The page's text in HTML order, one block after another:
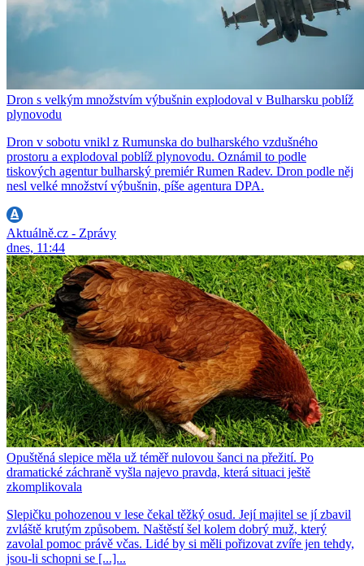
Dron s velkým množstvím výbušnin explodoval v Bulharsku poblíž
plynovodu
Dron v sobotu vnikl z Rumunska do bulharského vzdušného
prostoru a explodoval poblíž plynovodu. Oznámil to podle
tiskových agentur bulharský premiér Rumen Radev. Dron podle něj
nesl velké množství výbušnin, píše agentura DPA.
Aktuálně.cz - Zprávy
dnes, 11:44
Opuštěná slepice měla už téměř nulovou šanci na přežití. Po
dramatické záchraně vyšla najevo pravda, která situaci ještě
zkomplikovala
Slepičku pohozenou v lese čekal těžký osud. Její majitel se jí zbavil
zvláště krutým způsobem. Naštěstí šel kolem dobrý muž, který
zavolal pomoc právě včas. Lidé by si měli pořizovat zvíře jen tehdy,
jsou-li schopni se [...]...